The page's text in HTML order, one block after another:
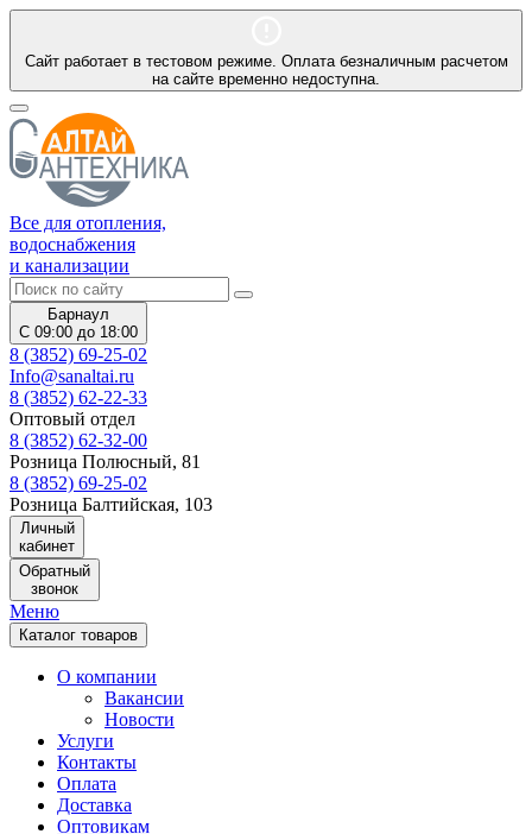
Сайт работает в тестовом режиме. Оплата безналичным расчетом
на сайте временно недоступна.
Все для отопления,
водоснабжения
и канализации
Барнаул
С 09:00 до 18:00
8 (3852) 69-25-02
Info@sanaltai.ru
8 (3852) 62-22-33
Оптовый отдел
8 (3852) 62-32-00
Розница Полюсный, 81
8 (3852) 69-25-02
Розница Балтийская, 103
Личный
кабинет
Обратный
звонок
Меню
Каталог товаров
О компании
Вакансии
Новости
Услуги
Контакты
Оплата
Доставка
Оптовикам